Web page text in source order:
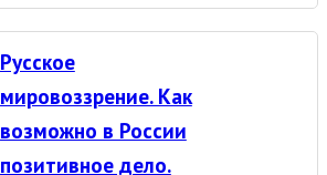
Русское
мировоззрение. Как
возможно в России
позитивное дело.